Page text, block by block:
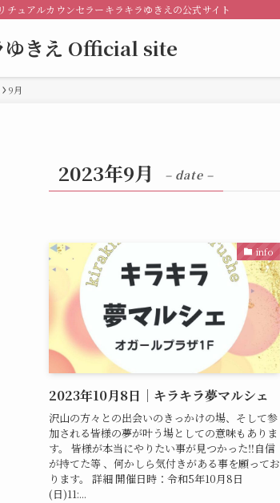
チュアルカウンセラーキラキラゆきえの公式サイト
ゆきえ Official site
9月
2023年9月 – date –
info
2023年10月8日｜キラキラ夢マルシェ
沢山の方々との出会いのきっかけの場、そして参
加される皆様の夢が叶う場としての意味もありま
す。 皆様が本当にやりたい事が見つかった‼️自信
が持てた等 、何かしら気付きがある事を願ってお
ります。 詳細 開催日時：令和5年10月8日
(日)11:...